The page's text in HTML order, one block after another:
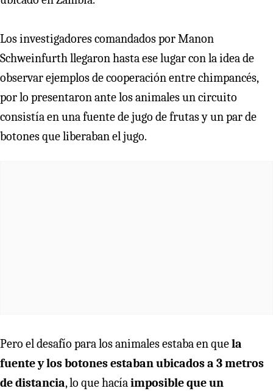
Los investigadores comandados por Manon
Schweinfurth llegaron hasta ese lugar con la idea de
observar ejemplos de cooperación entre chimpancés,
por lo presentaron ante los animales un circuito
consistía en una fuente de jugo de frutas y un par de
botones que liberaban el jugo.
Pero el desafío para los animales estaba en quela
fuente y los botones estaban ubicados a 3 metros
de distancia, lo que hacíaimposible que un